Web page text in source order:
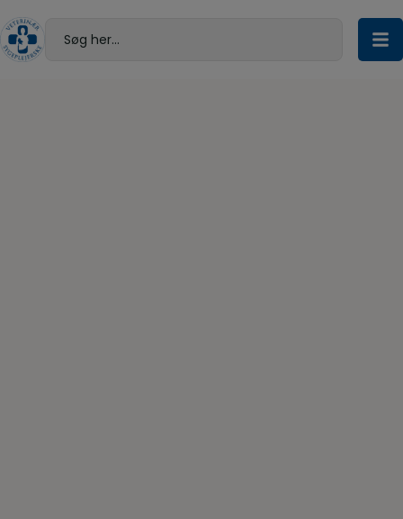
til
indholdet
Søg her...